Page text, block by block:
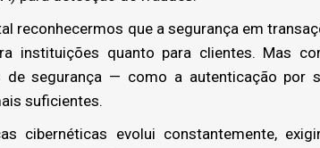
reconhecermos que a segurança em
instituições quanto para clientes. Mas
de segurança — como a autenticação por
suficientes.
cibernéticas evolui constantemente,